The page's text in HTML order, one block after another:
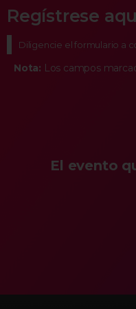
Regístrese
Diligencie el formulario a
Nota: Los campos
El evento